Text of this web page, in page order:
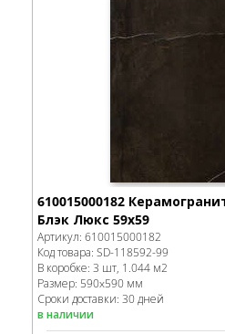
610015000182
Блэк Люкс 59x59
Артикул: 610015000182
Код товара: SD-118592-99
В коробке: 3 шт, 1.044 м2
Размер: 590x590 мм
Сроки доставки: 30 дней
в наличии